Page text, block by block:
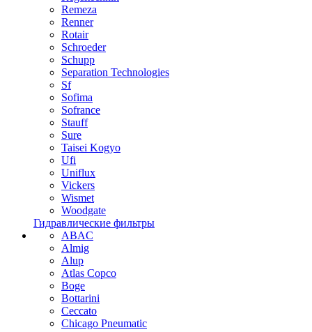
Remeza
Renner
Rotair
Schroeder
Schupp
Separation Technologies
Sf
Sofima
Sofrance
Stauff
Sure
Taisei Kogyo
Ufi
Uniflux
Vickers
Wismet
Woodgate
Гидравлические фильтры
ABAC
Almig
Alup
Atlas Copco
Boge
Bottarini
Ceccato
Chicago Pneumatic